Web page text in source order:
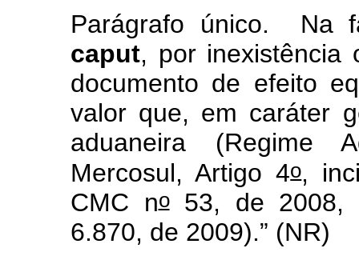
Parágrafo único. Na
caput, por inexistência
documento de efeito
valor que, em caráter
aduaneira (Regime
Mercosul, Artigo 4o,
CMC no53, de 2008,
6.870, de 2009).” (NR)